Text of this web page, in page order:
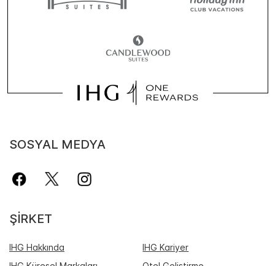
SOSYAL MEDYA
ŞIRKET
IHG Hakkında
IHG Kariyer